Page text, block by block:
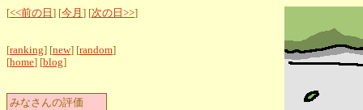
[<<前の日 ] [今月 ] [次の日>>]
[ranking] [new] [random]
[home] [blog]
みなさんの評価